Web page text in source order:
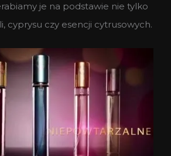
je na podstawie nie tylko
cyprysu czy esencji cytrusowych.